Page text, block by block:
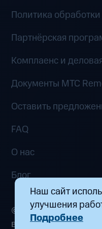
Наш сайт
улучшения
Подробнее
Политика
Партнёрская
Комплаенс и
Документы MTC
Оставить
FAQ
О нас
Блог
© 2026 ООО
вычислений». Все